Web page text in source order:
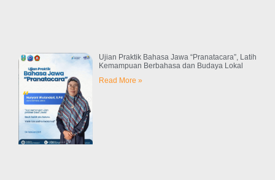
Ujian Praktik Bahasa Jawa “Pranatacara”, Latih
Kemampuan Berbahasa dan Budaya Lokal
Read More »